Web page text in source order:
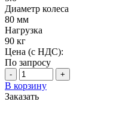
Диаметр колеса
80 мм
Нагрузка
90 кг
Цена (с НДС):
По запросу
- +
В корзину
Заказать